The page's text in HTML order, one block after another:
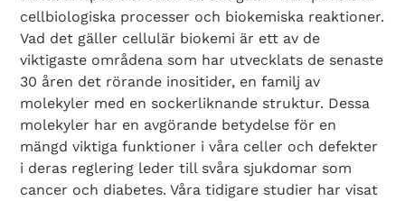
cellbiologiska processer och biokemiska reaktioner.
Vad det gäller cellulär biokemi är ett av de
viktigaste områdena som har utvecklats de senaste
30 åren det rörande inositider, en familj av
molekyler med en sockerliknande struktur. Dessa
molekyler har en avgörande betydelse för en
mängd viktiga funktioner i våra celler och defekter
i deras reglering leder till svåra sjukdomar som
cancer och diabetes. Våra tidigare studier har visat